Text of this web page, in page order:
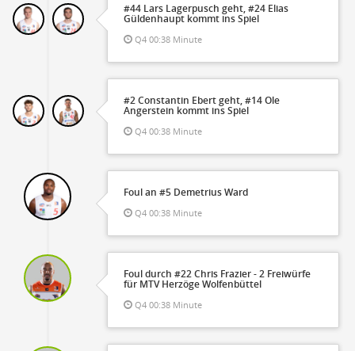
#44 Lars Lagerpusch geht, #24 Elias
Güldenhaupt kommt ins Spiel
Q4 00:38 Minute
#2 Constantin Ebert geht, #14 Ole
Angerstein kommt ins Spiel
Q4 00:38 Minute
Foul an #5 Demetrius Ward
Q4 00:38 Minute
Foul durch #22 Chris Frazier - 2 Freiwürfe
für MTV Herzöge Wolfenbüttel
Q4 00:38 Minute